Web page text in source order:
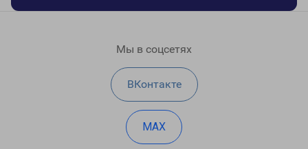
Мы в соцсетях
ВКонтакте
MAX